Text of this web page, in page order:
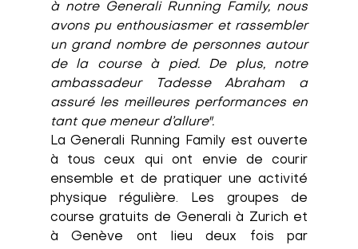
à notre Generali Running Family, nous
avons pu enthousiasmer et rassembler
un grand nombre de personnes autour
de la course à pied. De plus, notre
ambassadeur Tadesse Abraham a
assuré les meilleures performances en
tant que meneur d’allure".
La Generali Running Family est ouverte
à tous ceux qui ont envie de courir
ensemble et de pratiquer une activité
physique régulière. Les groupes de
course gratuits de Generali à Zurich et
à Genève ont lieu deux fois par